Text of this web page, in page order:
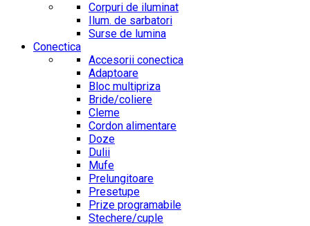
Corpuri de iluminat
Ilum. de sarbatori
Surse de lumina
Conectica
Accesorii conectica
Adaptoare
Bloc multipriza
Bride/coliere
Cleme
Cordon alimentare
Doze
Dulii
Mufe
Prelungitoare
Presetupe
Prize programabile
Stechere/cuple